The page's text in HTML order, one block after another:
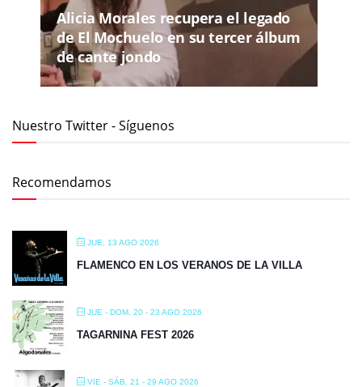
Alicia Morales recupera el legado
de El Mochuelo en su tercer álbum
de cante jondo
Nuestro Twitter - Síguenos
Recomendamos
JUE, 13 AGO 2026
FLAMENCO EN LOS VERANOS DE LA VILLA
JUE - DOM, 20 - 23 AGO 2026
TAGARNINA FEST 2026
VIE - SÁB, 21 - 29 AGO 2026